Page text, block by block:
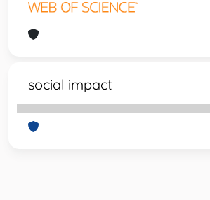
social impact